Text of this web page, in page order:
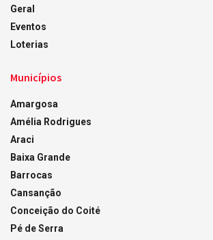
Geral
Eventos
Loterias
Municípios
Amargosa
Amélia Rodrigues
Araci
Baixa Grande
Barrocas
Cansanção
Conceição do Coité
Pé de Serra